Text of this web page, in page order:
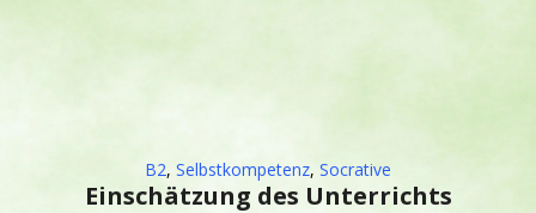
B2, Selbstkompetenz, Socrative
Einschätzung des Unterrichts